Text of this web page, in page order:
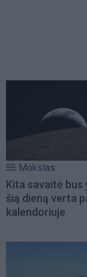
Mokslas
Kita savaitė bus
šią dieną verta
kalendoriuje